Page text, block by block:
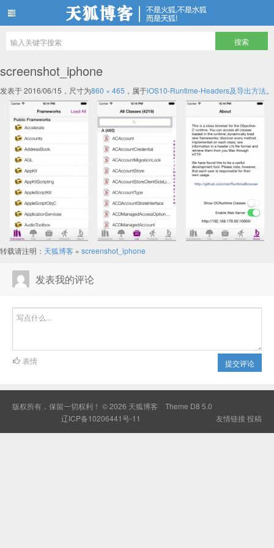
天狐博客
screenshot_iphone
发表于2016/06/15 ，尺寸为860 × 465 ，属于iOS10-Runtime-Headers及导出方法。
转载请注明： 天狐博客 » screenshot_iphone
发表我的评论
提交评论
表情
版权所有，保留一切权利！ © 2026 天狐博客 Theme D8 5.0
辽ICP备10206441号-11
友情链接投稿